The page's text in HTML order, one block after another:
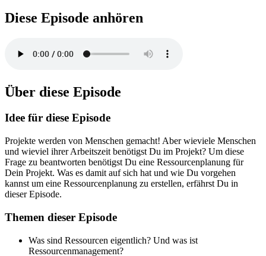
Diese Episode anhören
Über diese Episode
Idee für diese Episode
Projekte werden von Menschen gemacht! Aber wieviele Menschen
und wieviel ihrer Arbeitszeit benötigst Du im Projekt? Um diese
Frage zu beantworten benötigst Du eine Ressourcenplanung für
Dein Projekt. Was es damit auf sich hat und wie Du vorgehen
kannst um eine Ressourcenplanung zu erstellen, erfährst Du in
dieser Episode.
Themen dieser Episode
Was sind Ressourcen eigentlich? Und was ist
Ressourcenmanagement?